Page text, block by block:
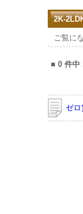
2K-
ご覧に
■ 0 件中
ゼロ